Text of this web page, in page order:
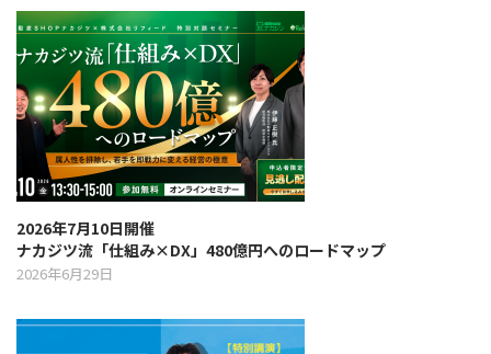
2026年7月10日開催
ナカジツ流「仕組み×DX」480億円へのロードマップ
2026年6月29日